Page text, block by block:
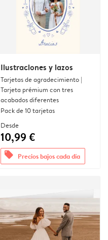
Ilustraciones y lazos
Tarjetas de agradecimiento |
Tarjeta prémium con tres
acabados diferentes
Pack de 10 tarjetas
Desde
10,99 €
offers Precios bajos cada día